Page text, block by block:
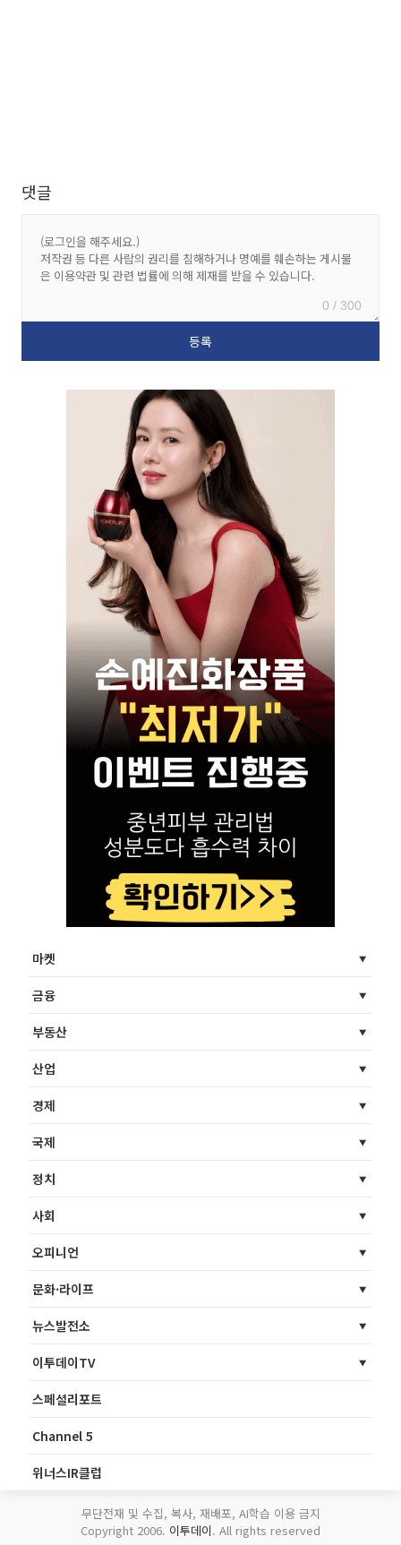
댓글
0 / 300
마켓
금융
부동산
산업
경제
국제
정치
사회
오피니언
문화·라이프
뉴스발전소
이투데이TV
스페셜리포트
Channel 5
위너스IR클럽
무단전재 및 수집, 복사, 재배포, AI학습 이용 금지
Copyright 2006. 이투데이. All rights reserved